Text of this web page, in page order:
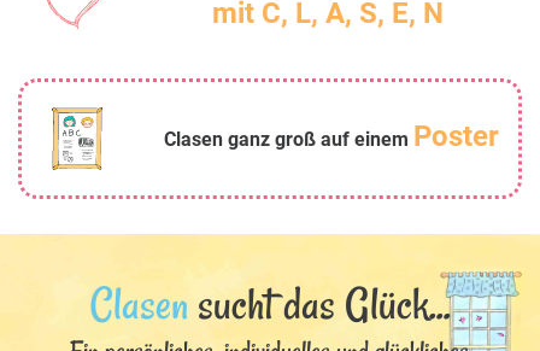
mit C, L, A, S, E, N
Clasen ganz groß auf einem Poster
Clasen sucht das Glück...